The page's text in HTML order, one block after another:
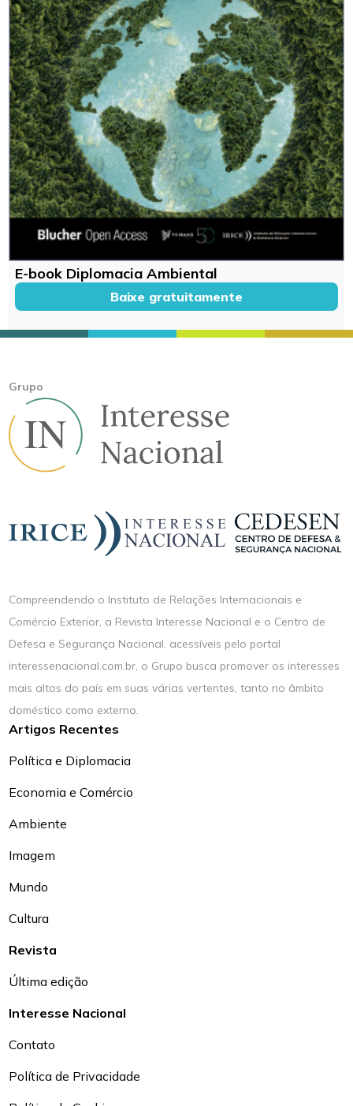
E-book Diplomacia Ambiental
Baixe gratuitamente
Grupo
Compreendendo o Instituto de Relações Internacionais e
Comércio Exterior, a Revista Interesse Nacional e o Centro de
Defesa e Segurança Nacional, acessíveis pelo portal
interessenacional.com.br, o Grupo busca promover os interesses
mais altos do país em suas várias vertentes, tanto no âmbito
doméstico como externo.
Artigos Recentes
Política e Diplomacia
Economia e Comércio
Ambiente
Imagem
Mundo
Cultura
Revista
Última edição
Interesse Nacional
Contato
Política de Privacidade